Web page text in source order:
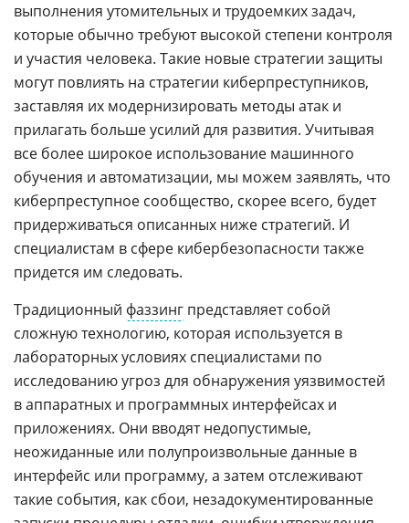
выполнения утомительных и трудоемких задач,
которые обычно требуют высокой степени контроля
и участия человека. Такие новые стратегии защиты
могут повлиять на стратегии киберпреступников,
заставляя их модернизировать методы атак и
прилагать больше усилий для развития. Учитывая
все более широкое использование машинного
обучения и автоматизации, мы можем заявлять, что
киберпреступное сообщество, скорее всего, будет
придерживаться описанных ниже стратегий. И
специалистам в сфере кибербезопасности также
придется им следовать.
Традиционный фаззинг представляет собой
сложную технологию, которая используется в
лабораторных условиях специалистами по
исследованию угроз для обнаружения уязвимостей
в аппаратных и программных интерфейсах и
приложениях. Они вводят недопустимые,
неожиданные или полупроизвольные данные в
интерфейс или программу, а затем отслеживают
такие события, как сбои, незадокументированные